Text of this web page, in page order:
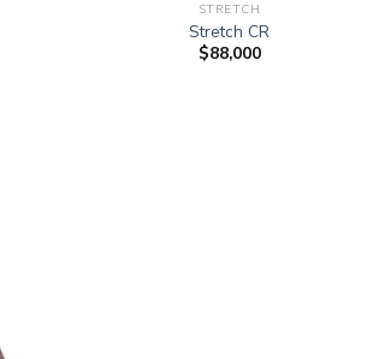
STRETCH
Stretch CR
$88,000